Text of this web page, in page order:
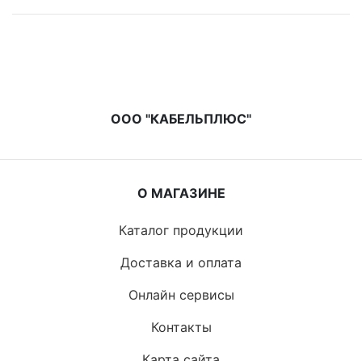
ООО "КАБЕЛЬПЛЮС"
О МАГАЗИНЕ
Каталог продукции
Доставка и оплата
Онлайн сервисы
Контакты